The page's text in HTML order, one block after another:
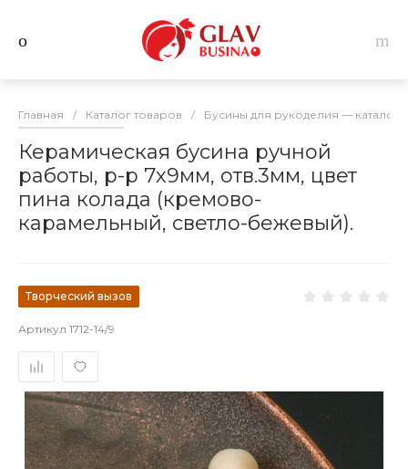
Главная / Каталог товаров / Бусины для рукоделия — каталог
Керамическая бусина ручной
работы, р-р 7х9мм, отв.3мм, цвет
пина колада (кремово-
карамельный, светло-бежевый).
Творческий вызов
Артикул 1712-14/9